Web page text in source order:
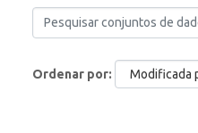
Ordenar por